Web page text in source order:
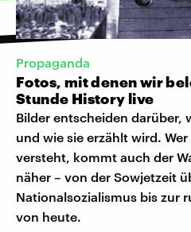
Propaganda
Fotos, mit denen wir
Stunde History live
Bilder entscheiden darüber,
und wie sie erzählt wird.
versteht, kommt auch der
näher – von der Sowjetzeit
Nationalsozialismus bis zur
von heute.